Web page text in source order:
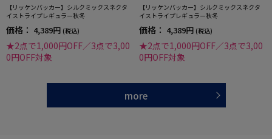
【リッケンバッカー】シルクミックスネクタ
イストライプレギュラー秋冬
価格： 4,389円 (税込)
★2点で1,000円OFF／3点で3,00
0円OFF対象
【リッケンバッカー】シルクミックスネクタ
イストライプレギュラー秋冬
価格： 4,389円 (税込)
★2点で1,000円OFF／3点で3,00
0円OFF対象
more